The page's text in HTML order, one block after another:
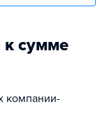
сумме
компании-